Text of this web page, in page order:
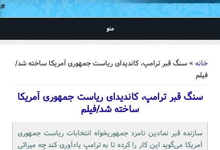
#
منو
خانه » سنگ قبر ترامپ، کاندیدای ریاست جمهوری آمریکا ساخته شد/
فیلم
سنگ قبر ترامپ، کاندیدای ریاست جمهوری آمریکا
ساخته شد/فیلم
سازنده قبر نمادین نامزد جمهوریخواه انتخابات ریاست جمهوری
آمریکا می‌گوید این کار را کرده تا به ترامپ یادآوری کند چه میراثی